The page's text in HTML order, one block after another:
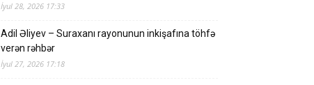
İyul 28, 2026 17:33
Adil Əliyev – Suraxanı rayonunun inkişafına töhfə
verən rəhbər
İyul 27, 2026 17:18